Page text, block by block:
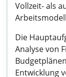
Vollzeit- als
Die
Analyse von
Entwicklung